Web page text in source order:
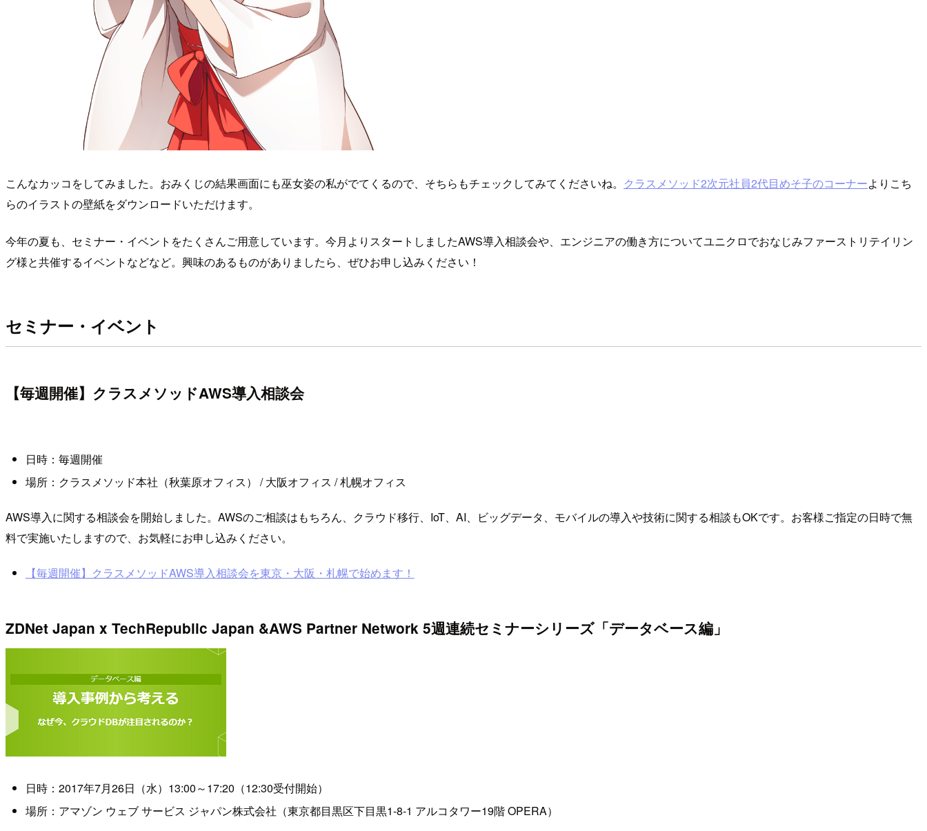
こんなカッコをしてみました。おみくじの結果画面にも巫女姿の私がでてくるので、そちらもチェックしてみてくださいね。 クラスメソッド2次元社員2代目めそ子のコーナーよりこち
らのイラストの壁紙をダウンロードいただけます。
今年の夏も、セミナー・イベントをたくさんご用意しています。今月よりスタートしましたAWS導入相談会や、エンジニアの働き方についてユニクロでおなじみファーストリテイリン
グ様と共催するイベントなどなど。興味のあるものがありましたら、ぜひお申し込みください！
セミナー・イベント
【毎週開催】クラスメソッドAWS導入相談会
日時：毎週開催
場所：クラスメソッド本社（秋葉原オフィス） / 大阪オフィス / 札幌オフィス
AWS導入に関する相談会を開始しました。AWSのご相談はもちろん、クラウド移行、IoT、AI、ビッグデータ、モバイルの導入や技術に関する相談もOKです。お客様ご指定の日時で無
料で実施いたしますので、お気軽にお申し込みください。
【毎週開催】クラスメソッドAWS導入相談会を東京・大阪・札幌で始めます！
ZDNet Japan x TechRepublic Japan &AWS Partner Network 5週連続セミナーシリーズ「データベース編」
日時：2017年7月26日（水）13:00～17:20（12:30受付開始）
場所：アマゾン ウェブ サービス ジャパン株式会社（東京都目黒区下目黒1-8-1 アルコタワー19階 OPERA）